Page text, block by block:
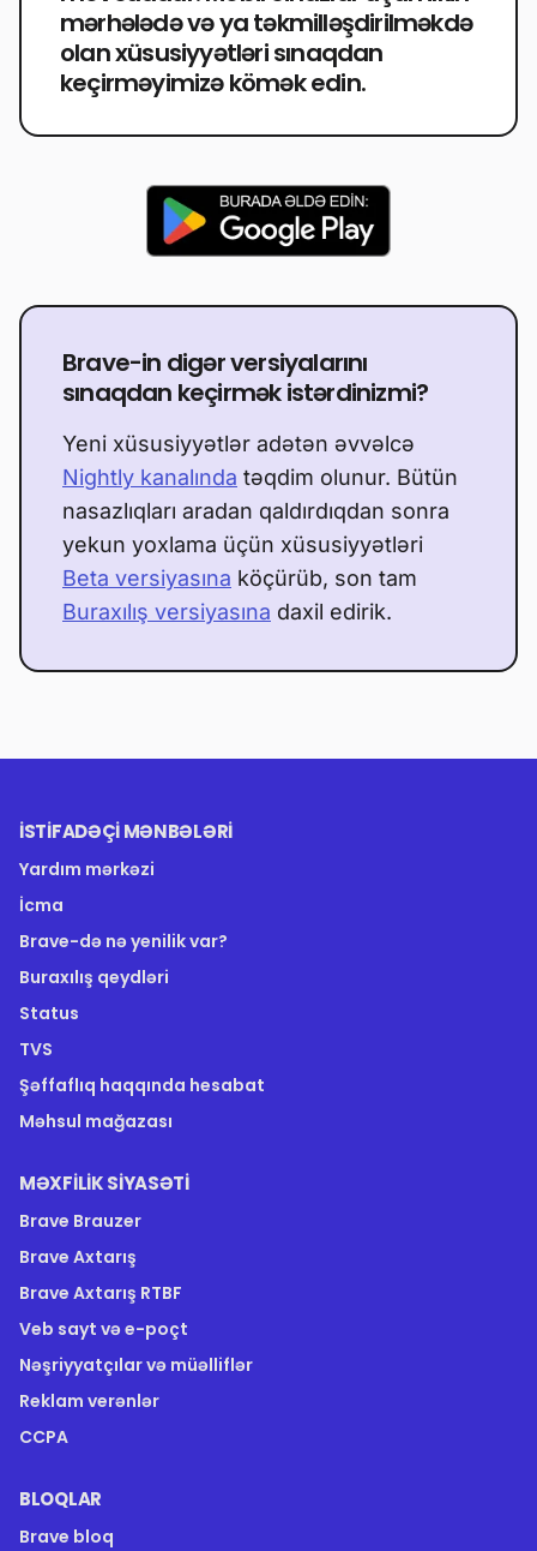
mərhələdə və ya təkmilləşdirilməkdə
olan xüsusiyyətləri sınaqdan
keçirməyimizə kömək edin.
Brave-in digər versiyalarını
sınaqdan keçirmək istərdinizmi?
Yeni xüsusiyyətlər adətən əvvəlcə
Nightly kanalında təqdim olunur. Bütün
nasazlıqları aradan qaldırdıqdan sonra
yekun yoxlama üçün xüsusiyyətləri
Beta versiyasına köçürüb, son tam
Buraxılış versiyasına daxil edirik.
İSTIFADƏÇI MƏNBƏLƏRI
Yardım mərkəzi
İcma
Brave-də nə yenilik var?
Buraxılış qeydləri
Status
TVS
Şəffaflıq haqqında hesabat
Məhsul mağazası
MƏXFILIK SIYASƏTI
Brave Brauzer
Brave Axtarış
Brave Axtarış RTBF
Veb sayt və e-poçt
Nəşriyyatçılar və müəlliflər
Reklam verənlər
CCPA
BLOQLAR
Brave bloq